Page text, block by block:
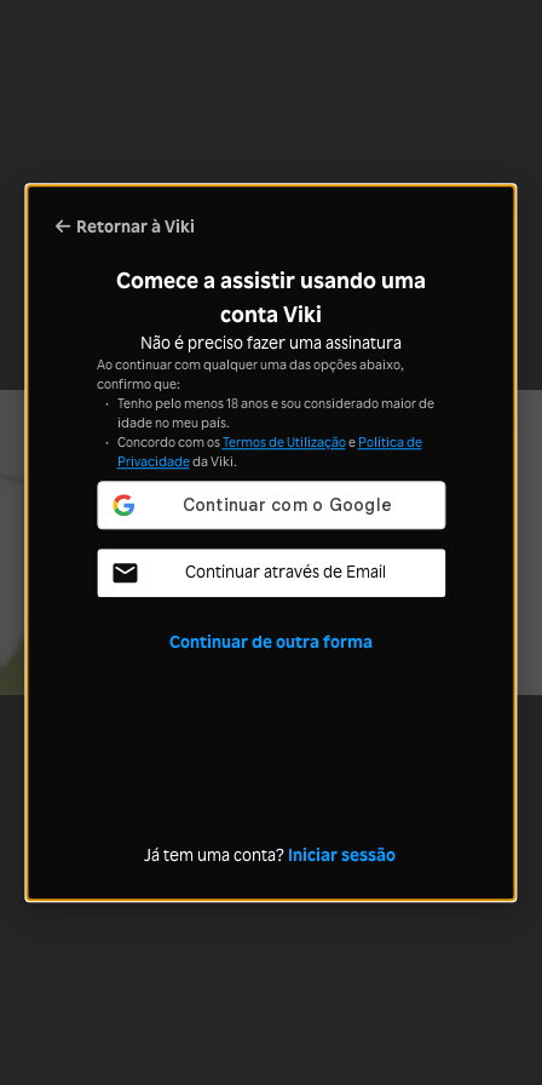
Retornar à Viki
Comece a assistir usando uma
conta Viki
Não é preciso fazer uma assinatura
Ao continuar com qualquer uma das opções abaixo,
confirmo que:
Tenho pelo menos 18 anos e sou considerado maior de
idade no meu país.
Concordo com osTermos de Utilizaçãoe Política de
Privacidadeda Viki.
Continuar através de Email
Continuar de outra forma
Já tem uma conta? Iniciar sessão